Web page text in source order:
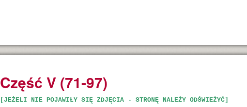
Część V (71-97)
[JEŻELI NIE POJAWIŁY SIĘ ZDJĘCIA - STRONĘ NALEŻY ODŚWIEŻYĆ]